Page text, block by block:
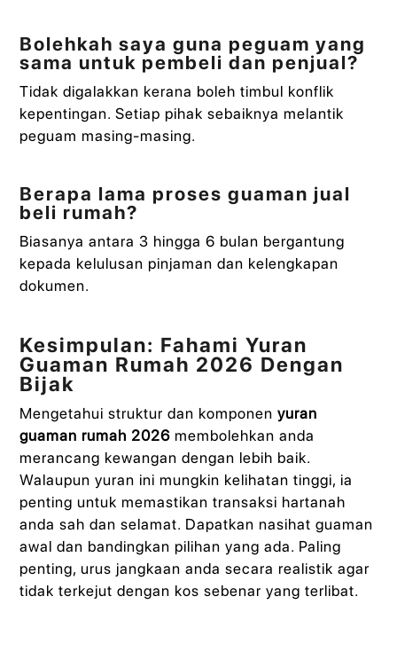
Bolehkah saya guna peguam yang
sama untuk pembeli dan penjual?
Tidak digalakkan kerana boleh timbul konflik
kepentingan. Setiap pihak sebaiknya melantik
peguam masing-masing.
Berapa lama proses guaman jual
beli rumah?
Biasanya antara 3 hingga 6 bulan bergantung
kepada kelulusan pinjaman dan kelengkapan
dokumen.
Kesimpulan: Fahami Yuran
Guaman Rumah 2026 Dengan
Bijak
Mengetahui struktur dan komponenyuran
guaman rumah 2026 membolehkan anda
merancang kewangan dengan lebih baik.
Walaupun yuran ini mungkin kelihatan tinggi, ia
penting untuk memastikan transaksi hartanah
anda sah dan selamat. Dapatkan nasihat guaman
awal dan bandingkan pilihan yang ada. Paling
penting, urus jangkaan anda secara realistik agar
tidak terkejut dengan kos sebenar yang terlibat.